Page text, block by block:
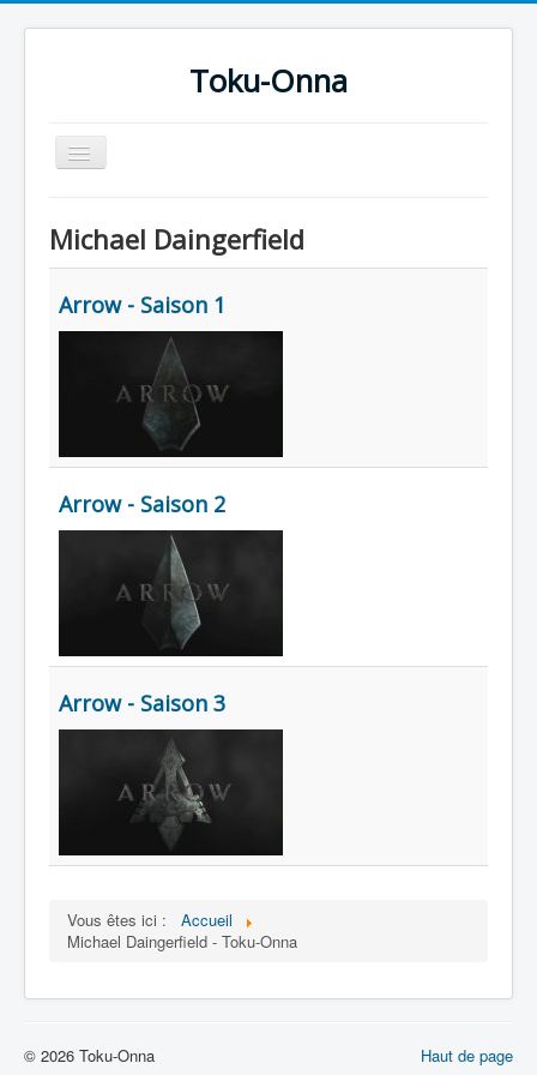
Toku-Onna
Basculer
la
Toku-Actrices
Toku-Critiques
Séries
Dessins
Artiste Asperger
Lexique
Michael Daingerfield
Arrow - Saison 1
Arrow - Saison 2
Arrow - Saison 3
Vous êtes ici :
Accueil
Michael Daingerfield - Toku-Onna
Haut de page
© 2026 Toku-Onna